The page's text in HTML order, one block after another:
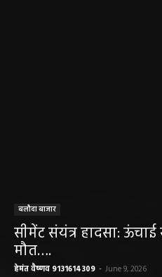
बलौदा बाजार
सीमेंट संयंत्र हादसा:
मौत….
हेमंत वैष्णव 9131614309 - June 9, 2026